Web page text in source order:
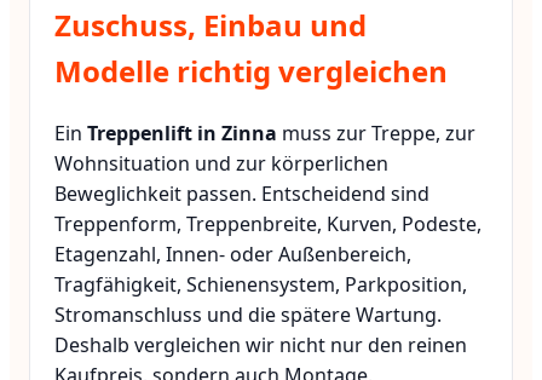
Zuschuss, Einbau und
Modelle richtig vergleichen
Ein Treppenlift in Zinna muss zur Treppe, zur
Wohnsituation und zur körperlichen
Beweglichkeit passen. Entscheidend sind
Treppenform, Treppenbreite, Kurven, Podeste,
Etagenzahl, Innen- oder Außenbereich,
Tragfähigkeit, Schienensystem, Parkposition,
Stromanschluss und die spätere Wartung.
Deshalb vergleichen wir nicht nur den reinen